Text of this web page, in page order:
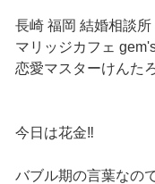
長崎 福岡 結婚相談所
マリッジカフェ
恋愛マスターけんた
今日は花金‼️
バブル期の言葉なの